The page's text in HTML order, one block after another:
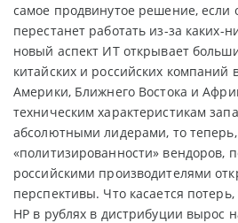
самое продвинутое решение, если
перестанет работать из-за каких-
новый аспект ИТ открывает
китайских и российских компаний
Америки, Ближнего Востока и
техническим характеристикам
абсолютными лидерами, то
«политизированности» вендоров,
российскими производителями
перспективы. Что касается потерь,
НР в рублях в дистрибуции вырос